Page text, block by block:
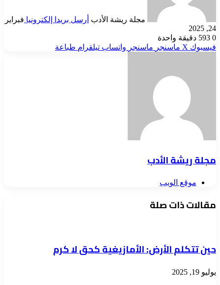
مجلة ريشة الأدب أرسل بريدا إلكترونيا فبراير
24, 2025
0
دقيقة واحدة
فيسبوك ‫X ماسنجر ماسنجر واتساب تيلقرام طباعة
مجلة ريشة الأدب
موقع الويب
مقالات ذات صلة
حين تتكلم الأرض: الأمازيغية كحق لا كرم
يوليو 19, 2025